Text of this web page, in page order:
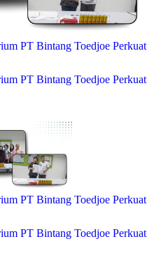
PT Bintang Toedjoe Perkuat
PT Bintang Toedjoe Perkuat
PT Bintang Toedjoe Perkuat
PT Bintang Toedjoe Perkuat